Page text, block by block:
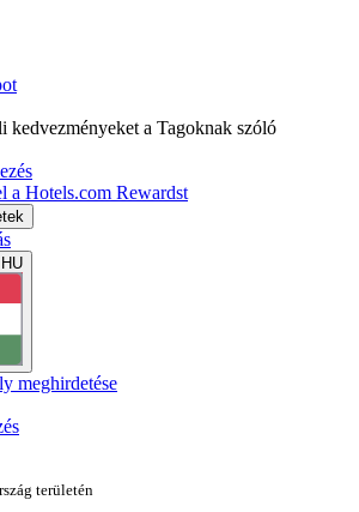
kedvezményeket a Tagoknak szóló
a Hotels.com Rewardst
meghirdetése
területén